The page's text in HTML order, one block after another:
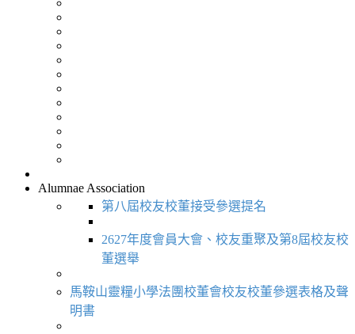
Alumnae Association
第八屆校友校董接受參選提名
2627年度會員大會、校友重聚及第8屆校友校
董選舉
馬鞍山靈糧小學法團校董會校友校董參選表格及聲
明書